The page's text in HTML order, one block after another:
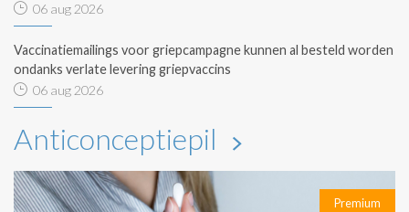
06 aug 2026
Vaccinatiemailings voor griepcampagne kunnen al besteld worden
ondanks verlate levering griepvaccins
06 aug 2026
Anticonceptiepil
Premium